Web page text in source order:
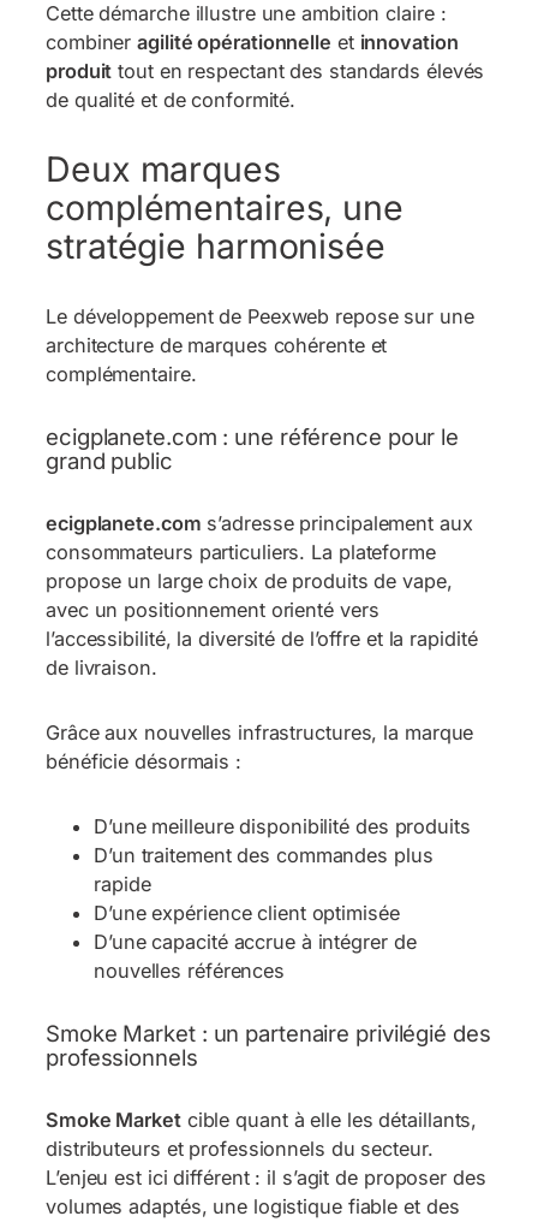
Cette démarche illustre une ambition claire :
combineragilité opérationnelle et innovation
produit tout en respectant des standards élevés
de qualité et de conformité.
Deux marques
complémentaires, une
stratégie harmonisée
Le développement de Peexweb repose sur une
architecture de marques cohérente et
complémentaire.
ecigplanete.com : une référence pour le
grand public
ecigplanete.com s’adresse principalement aux
consommateurs particuliers. La plateforme
propose un large choix de produits de vape,
avec un positionnement orienté vers
l’accessibilité, la diversité de l’offre et la rapidité
de livraison.
Grâce aux nouvelles infrastructures, la marque
bénéficie désormais :
D’une meilleure disponibilité des produits
D’un traitement des commandes plus
rapide
D’une expérience client optimisée
D’une capacité accrue à intégrer de
nouvelles références
Smoke Market : un partenaire privilégié des
professionnels
Smoke Marketcible quant à elle les détaillants,
distributeurs et professionnels du secteur.
L’enjeu est ici différent : il s’agit de proposer des
volumes adaptés, une logistique fiable et des